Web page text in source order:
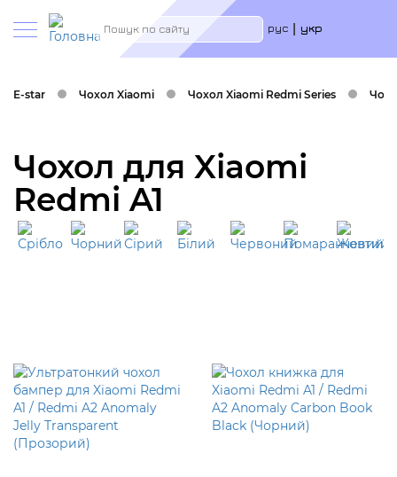
Пошук рус укр
E-star Чохол Xiaomi Чохол Xiaomi Redmi Series
Чохол для Xiaomi
Redmi A1